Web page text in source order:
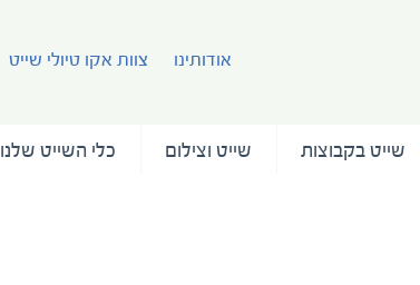
אודותינו צוות אקו טיולי שייט
שייט בקבוצות שייט וצילום כלי השייט שלנו